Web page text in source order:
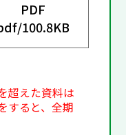
PDF
100.8KB
超えた資料は
すると、全期